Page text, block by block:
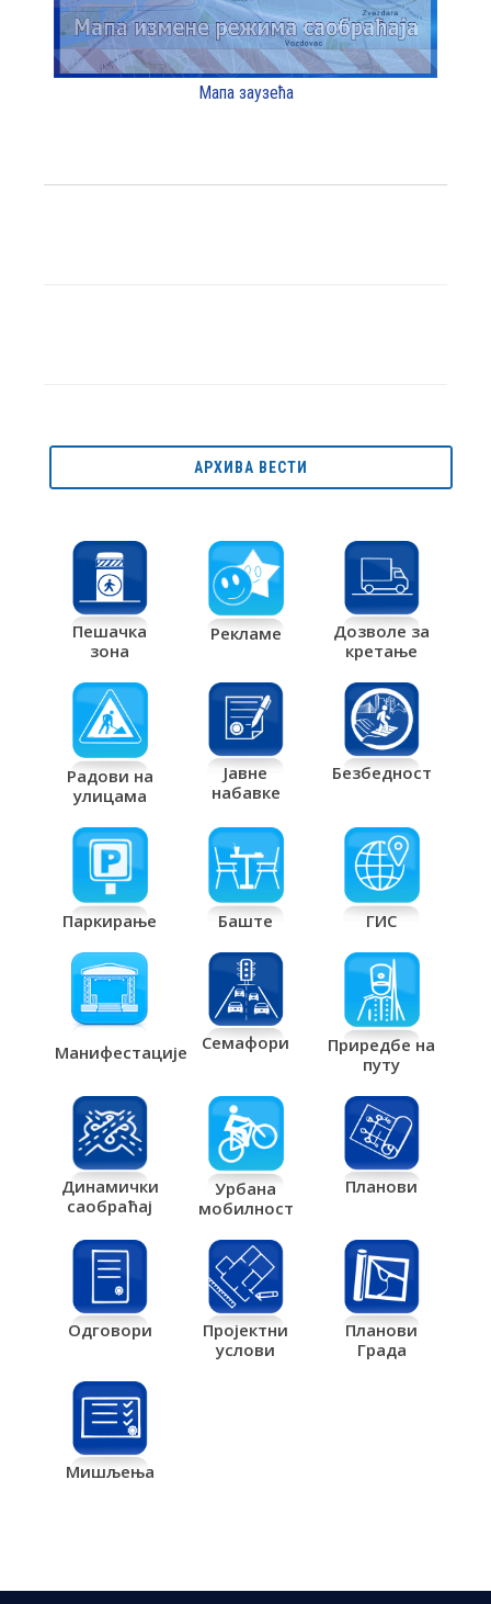
Мапа заузећа
АРХИВА ВЕСТИ
Пешачка
зона
Рекламе
Дозволе за
кретање
Радови на
улицама
Јавне
набавке
Безбедност
Паркирање Баште ГИС
Манифестације Семафори
Приредбе на
путу
Динамички
саобраћај
Урбана
мобилност
Планови
Одговори
Пројектни
услови
Планови
Града
Мишљења